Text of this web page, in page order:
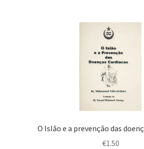
O Islão e a prevenção das
€1.50